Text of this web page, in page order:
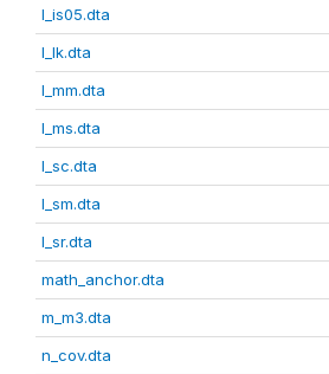
l_is05.dta
l_lk.dta
l_mm.dta
l_ms.dta
l_sc.dta
l_sm.dta
l_sr.dta
math_anchor.dta
m_m3.dta
n_cov.dta